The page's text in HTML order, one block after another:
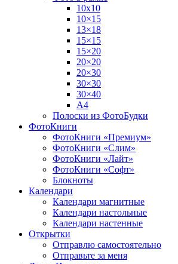
10х10
10×15
13×18
15×15
15×20
20×20
20×30
30×30
30×40
A4
Полоски из ФотоБудки
ФотоКниги
ФотоКниги «Премиум»
ФотоКниги «Слим»
ФотоКниги «Лайт»
ФотоКниги «Софт»
Блокноты
Календари
Календари магнитные
Календари настольные
Календари настенные
Открытки
Отправлю самостоятельно
Отправьте за меня